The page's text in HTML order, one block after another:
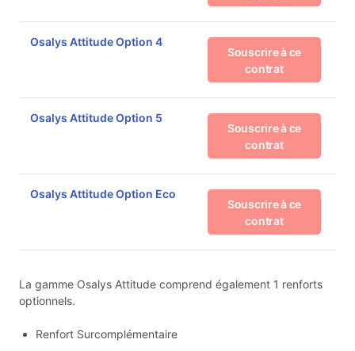
Osalys Attitude Option 4
Souscrire à ce
contrat
Osalys Attitude Option 5
Souscrire à ce
contrat
Osalys Attitude Option Eco
Souscrire à ce
contrat
La gamme Osalys Attitude comprend également 1 renforts
optionnels.
Renfort Surcomplémentaire